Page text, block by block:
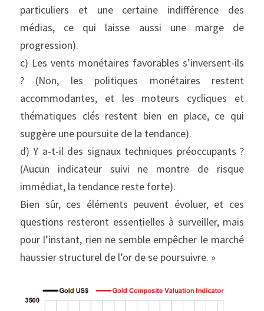
particuliers et une certaine indifférence des
médias, ce qui laisse aussi une marge de
progression).
c) Les vents monétaires favorables s’inversent-ils
? (Non, les politiques monétaires restent
accommodantes, et les moteurs cycliques et
thématiques clés restent bien en place, ce qui
suggère une poursuite de la tendance).
d) Y a-t-il des signaux techniques préoccupants ?
(Aucun indicateur suivi ne montre de risque
immédiat, la tendance reste forte).
Bien sûr, ces éléments peuvent évoluer, et ces
questions resteront essentielles à surveiller, mais
pour l’instant, rien ne semble empêcher le marché
haussier structurel de l’or de se poursuivre. »